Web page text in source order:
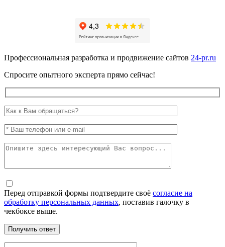
Профессиональная разработка и продвижение сайтов 24-pr.ru
Спросите опытного эксперта прямо сейчас!
Перед отправкой формы подтвердите своё согласие на
обработку персональных данных, поставив галочку в
чекбоксе выше.